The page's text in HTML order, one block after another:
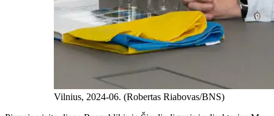
Vilnius, 2024-06. (Robertas Riabovas/BNS)